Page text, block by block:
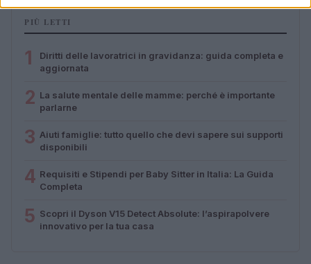
PIÙ LETTI
1
Diritti delle lavoratrici in gravidanza: guida completa e
aggiornata
2 La salute mentale delle mamme: perché è importante
parlarne
3 Aiuti famiglie: tutto quello che devi sapere sui supporti
disponibili
4 Requisiti e Stipendi per Baby Sitter in Italia: La Guida
Completa
5 Scopri il Dyson V15 Detect Absolute: l’aspirapolvere
innovativo per la tua casa